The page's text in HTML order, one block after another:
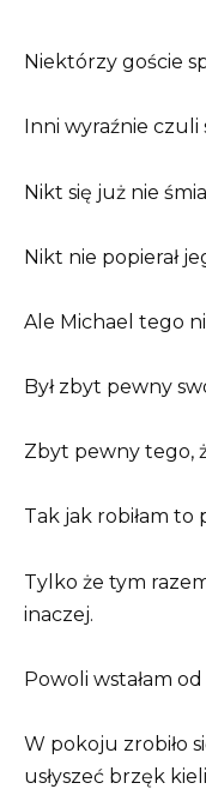
Niektórzy goście
Inni wyraźnie czuli
Nikt się już nie
Nikt nie popierał
Ale Michael tego
Był zbyt pewny
Zbyt pewny tego,
Tak jak robiłam to
Tylko że tym
inaczej.
Powoli wstałam od
W pokoju zrobiło
usłyszeć brzęk